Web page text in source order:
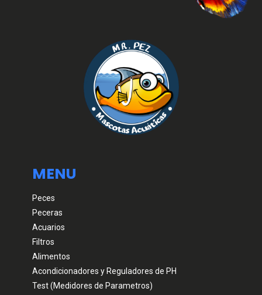
MENU
Peces
Peceras
Acuarios
Filtros
Alimentos
Acondicionadores y Reguladores de PH
Test (Medidores de Parametros)